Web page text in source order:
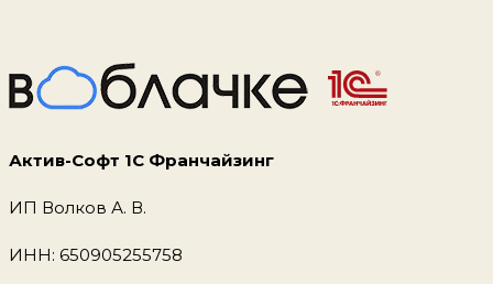
Актив-Софт 1С Франчайзинг
ИП Волков А. В.
ИНН: 650905255758